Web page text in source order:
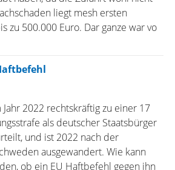
liegt mesh ersten
zu 500.000 Euro. Dar ganze war vo
Jahr 2022 rechtskräftig zu einer 17
als deutscher Staatsbürger
und ist 2022 nach der
ausgewandert. Wie kann
ob ein EU Haftbefehl gegen ihn